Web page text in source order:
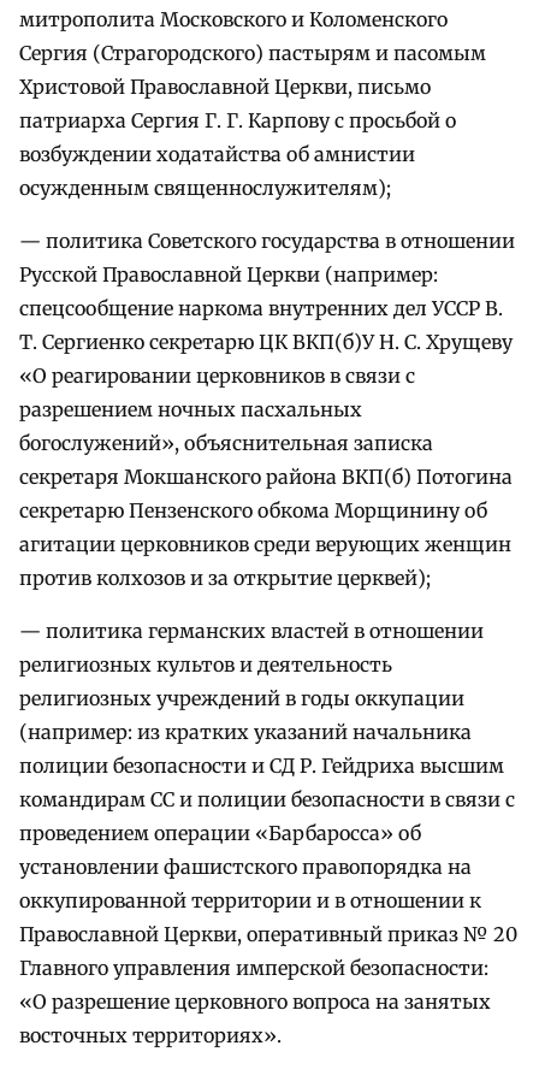
митрополита Московского и Коломенского
Сергия (Страгородского) пастырям и пасомым
Христовой Православной Церкви, письмо
патриарха Сергия Г. Г. Карпову с просьбой о
возбуждении ходатайства об амнистии
осужденным священнослужителям);
— политика Советского государства в отношении
Русской Православной Церкви (например:
спецсообщение наркома внутренних дел УССР В.
Т. Сергиенко секретарю ЦК ВКП(б)У Н. С. Хрущеву
«О реагировании церковников в связи с
разрешением ночных пасхальных
богослужений», объяснительная записка
секретаря Мокшанского района ВКП(б) Потогина
секретарю Пензенского обкома Морщинину об
агитации церковников среди верующих женщин
против колхозов и за открытие церквей);
— политика германских властей в отношении
религиозных культов и деятельность
религиозных учреждений в годы оккупации
(например: из кратких указаний начальника
полиции безопасности и СД Р. Гейдриха высшим
командирам СС и полиции безопасности в связи с
проведением операции «Барбаросса» об
установлении фашистского правопорядка на
оккупированной территории и в отношении к
Православной Церкви, оперативный приказ № 20
Главного управления имперской безопасности:
«О разрешение церковного вопроса на занятых
восточных территориях».